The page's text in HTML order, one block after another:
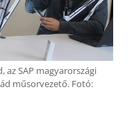
az SAP magyarországi
műsorvezető. Fotó: